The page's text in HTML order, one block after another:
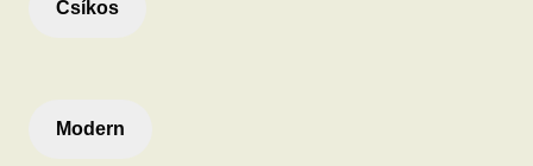
Csíkos
Modern